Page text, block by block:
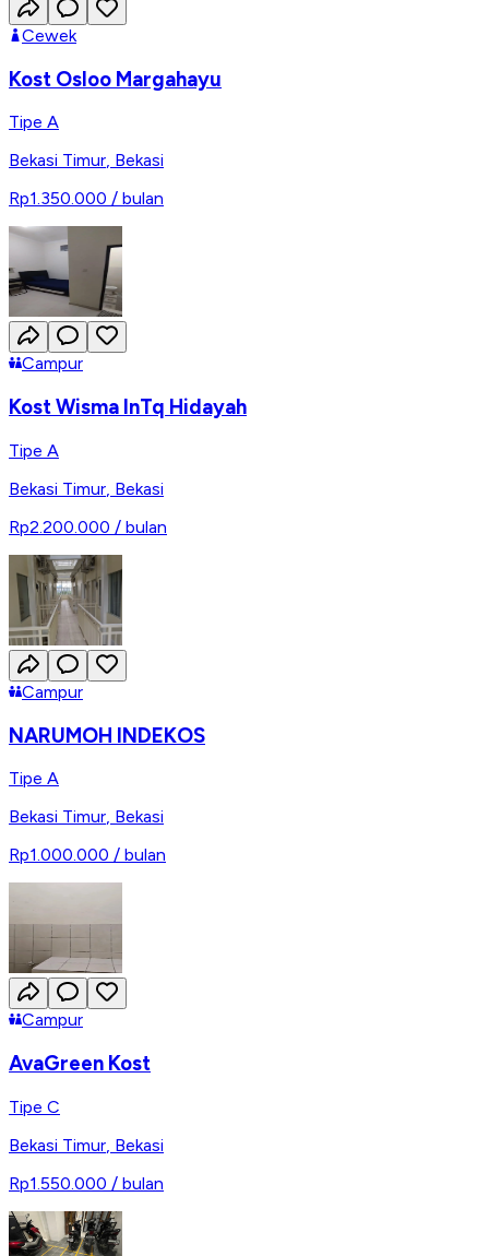
Cewek
Kost Osloo Margahayu
Tipe A
Bekasi Timur, Bekasi
Rp1.350.000 / bulan
Campur
Kost Wisma InTq Hidayah
Tipe A
Bekasi Timur, Bekasi
Rp2.200.000 / bulan
Campur
NARUMOH INDEKOS
Tipe A
Bekasi Timur, Bekasi
Rp1.000.000 / bulan
Campur
AvaGreen Kost
Tipe C
Bekasi Timur Bekasi
Rp1.550.000 / bulan